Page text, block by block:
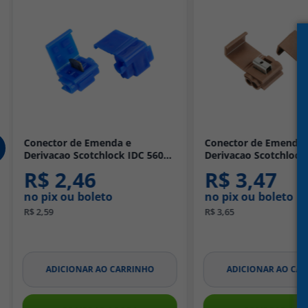
560
Conector de Emenda e
Derivacao Scotchlock IDC 567
R$ 3,47
no pix ou boleto
ADICIONAR AO CARRINHO
Conector
R$
no pix